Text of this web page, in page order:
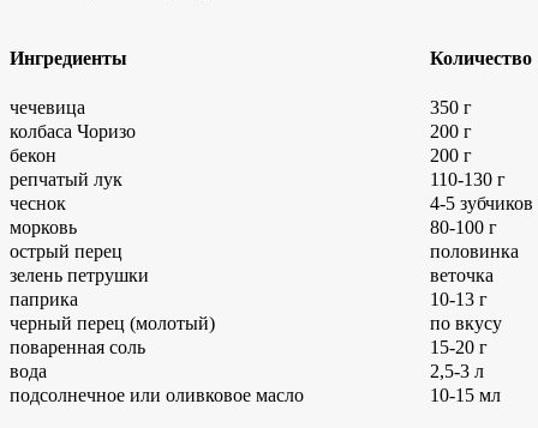
Ингредиенты Количество
чечевица
350 г
колбаса Чоризо
200 г
бекон
200 г
репчатый лук
110-130 г
чеснок
4-5 зубчиков
морковь
80-100 г
острый перец
половинка
зелень петрушки
веточка
паприка
10-13 г
черный перец (молотый)
по вкусу
поваренная соль
15-20 г
вода
2,5-3 л
подсолнечное или оливковое масло
10-15 мл